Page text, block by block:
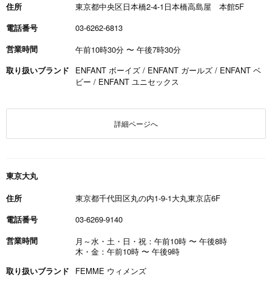
住所
東京都中央区日本橋2-4-1日本橋高島屋 本館5F
電話番号
03-6262-6813
営業時間
午前10時30分 〜 午後7時30分
取り扱いブランド
ENFANT ボーイズ / ENFANT ガールズ / ENFANT ベ
ビー / ENFANT ユニセックス
詳細ページへ
東京大丸
住所
東京都千代田区丸の内1-9-1大丸東京店6F
電話番号
03-6269-9140
営業時間
月～水・土・日・祝：午前10時 〜 午後8時
木・金：午前10時 〜 午後9時
取り扱いブランド
FEMME ウィメンズ